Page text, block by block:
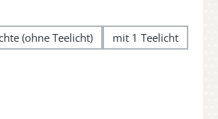
(ohne Teelicht)
mit 1 Teelicht